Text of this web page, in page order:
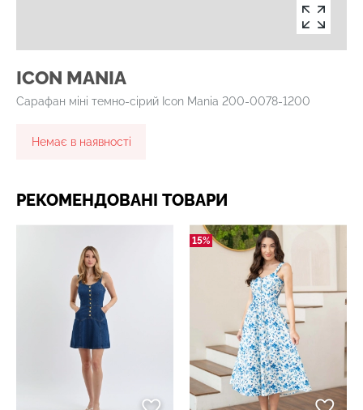
ICON MANIA
Сарафан міні темно-сірий Icon Mania 200-0078-1200
Немає в наявності
РЕКОМЕНДОВАНІ ТОВАРИ
15%